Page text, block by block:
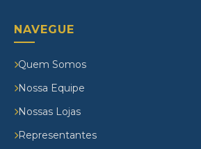
NAVEGUE
Quem Somos
Nossa Equipe
Nossas Lojas
Representantes